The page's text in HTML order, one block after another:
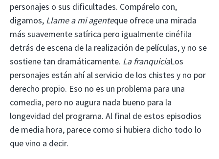
personajes o sus dificultades. Compárelo con,
digamos, Llame a mi agenteque ofrece una mirada
más suavemente satírica pero igualmente cinéfila
detrás de escena de la realización de películas, y no se
sostiene tan dramáticamente. La franquiciaLos
personajes están ahí al servicio de los chistes y no por
derecho propio. Eso no es un problema para una
comedia, pero no augura nada bueno para la
longevidad del programa. Al final de estos episodios
de media hora, parece como si hubiera dicho todo lo
que vino a decir.